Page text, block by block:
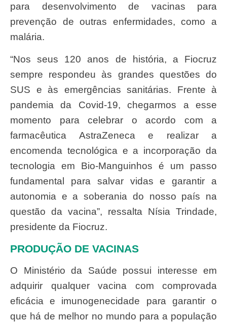
para desenvolvimento de vacinas para
prevenção de outras enfermidades, como a
malária.
“Nos seus 120 anos de história, a Fiocruz
sempre respondeu às grandes questões do
SUS e às emergências sanitárias. Frente à
pandemia da Covid-19, chegarmos a esse
momento para celebrar o acordo com a
farmacêutica AstraZeneca e realizar a
encomenda tecnológica e a incorporação da
tecnologia em Bio-Manguinhos é um passo
fundamental para salvar vidas e garantir a
autonomia e a soberania do nosso país na
questão da vacina”, ressalta Nísia Trindade,
presidente da Fiocruz.
PRODUÇÃO DE VACINAS
O Ministério da Saúde possui interesse em
adquirir qualquer vacina com comprovada
eficácia e imunogenecidade para garantir o
que há de melhor no mundo para a população